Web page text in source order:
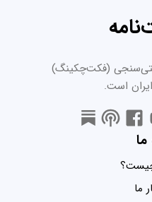
(فکت‌چکینگ)
است.
ما
ما